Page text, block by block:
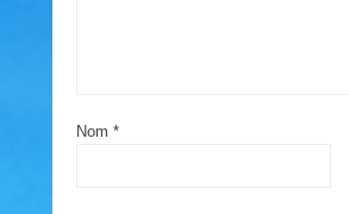
Nom *